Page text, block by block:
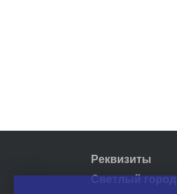
Реквизиты
Светлый город